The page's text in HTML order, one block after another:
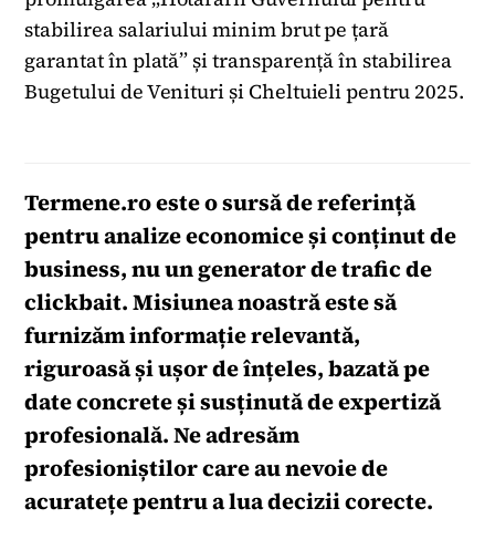
stabilirea salariului minim brut pe țară
garantat în plată” și transparență în stabilirea
Bugetului de Venituri și Cheltuieli pentru 2025.
Termene.roeste o sursă de referință
pentru analize economice și conținut de
business, nu un generator de trafic de
clickbait. Misiunea noastră este să
furnizăm informație relevantă,
riguroasă și ușor de înțeles, bazată pe
date concrete și susținută de expertiză
profesională. Ne adresăm
profesioniștilor care au nevoie de
acuratețe pentru a lua decizii corecte.